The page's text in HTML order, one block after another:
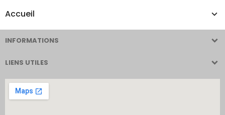
Accueil
INFORMATIONS
LIENS UTILES